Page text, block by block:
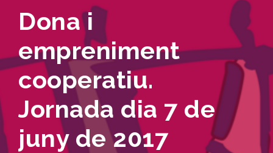
Dona i
empreniment
cooperatiu.
Jornada dia 7 de
juny de 2017